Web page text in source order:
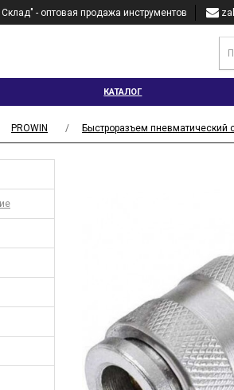
- оптовая продажа инструментов
КАТАЛОГ
PROWIN Быстроразъем пневматический